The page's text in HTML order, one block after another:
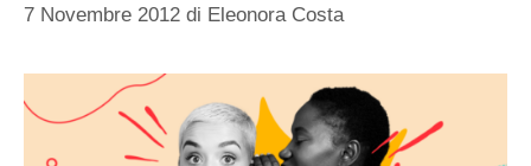
7 Novembre 2012 di Eleonora Costa